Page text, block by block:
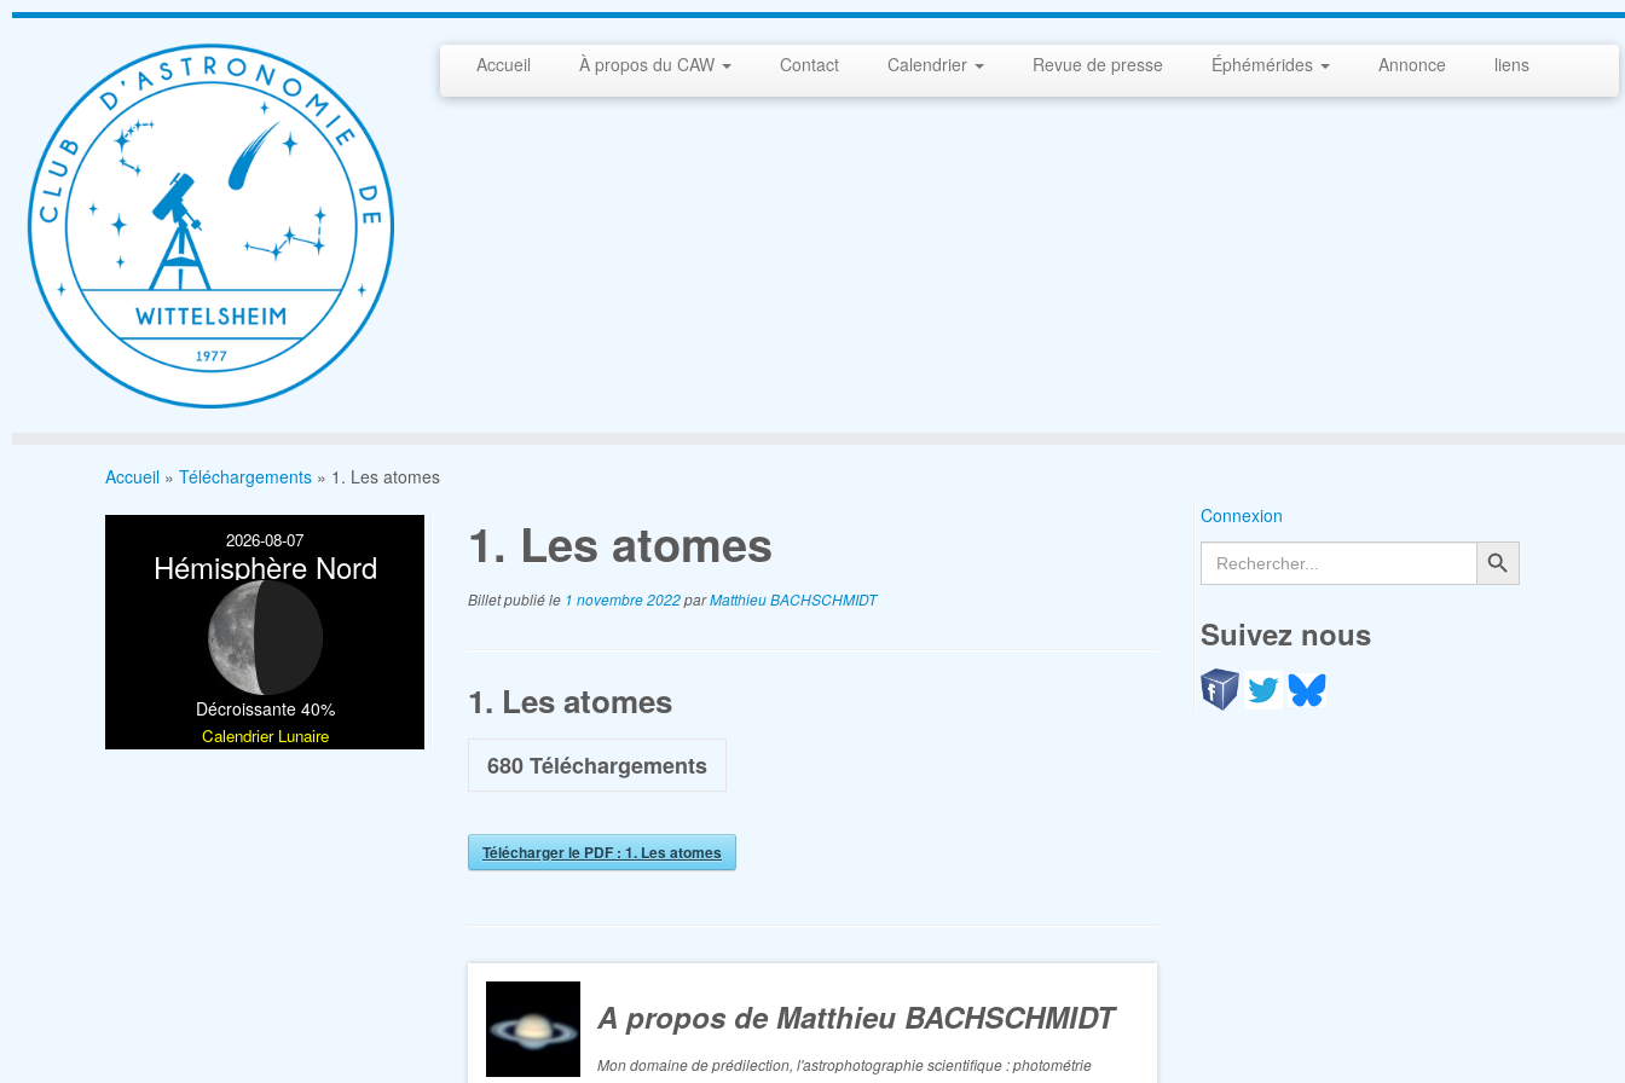
Passer
Accueil À propos du CAW Contact Calendrier Revue de presse Éphémérides Annonce liens
Accueil » Téléchargements » 1. Les atomes
2026-08-07
Hémisphère Nord
Décroissante 40%
Calendrier Lunaire
1. Les atomes
Billet publié le 1 novembre 2022parMatthieu BACHSCHMIDT
1. Les atomes
680Téléchargements
Télécharger le PDF : 1. Les atomes
A propos de Matthieu BACHSCHMIDT
Mon domaine de prédilection, l'astrophotographie scientifique : photométrie
Connexion
Search
for:
Search Button
Suivez nous